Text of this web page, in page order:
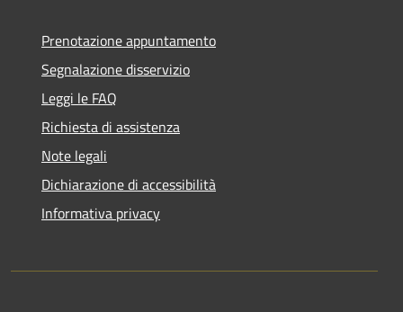
Prenotazione appuntamento
Segnalazione disservizio
Leggi le FAQ
Richiesta di assistenza
Note legali
Dichiarazione di accessibilità
Informativa privacy